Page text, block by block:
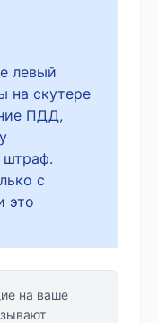
левый
на скутере
ПДД,
штраф.
с
это
на ваше